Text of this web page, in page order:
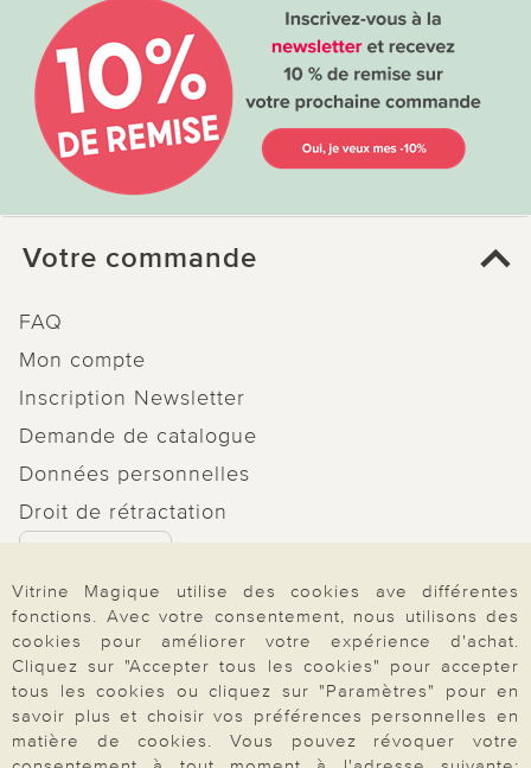
Votre commande
FAQ
Mon compte
Inscription Newsletter
Demande de catalogue
Données personnelles
Droit de rétractation
Paiement & Livraison
Vitrine Magique utilise des cookies ave différentes
fonctions. Avec votre consentement, nous utilisons des
cookies pour améliorer votre expérience d'achat.
Cliquez sur "Accepter tous les cookies" pour accepter
tous les cookies ou cliquez sur "Paramètres" pour en
savoir plus et choisir vos préférences personnelles en
matière de cookies. Vous pouvez révoquer votre